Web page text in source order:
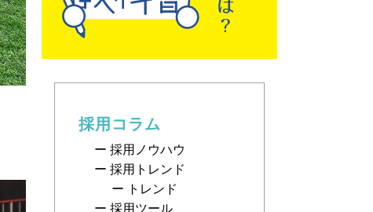
採用コラム
採用ノウハウ
採用トレンド
トレンド
採用ツール